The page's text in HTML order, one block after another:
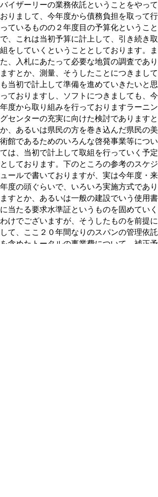
バイザーリーの業務依託ということをやって
おりまして、今年度から債務負担を取って行
っているものの２年度目の予算化ということ
で、これは当初予算に計上して、引き続き取
組をしていくということとしております。ま
た、入札にあたって必要な地質の調査であり
ますとか、測量、そうしたことにつきまして
も当初で計上して準備を進めていきたいと思
っておりますし、ソフトにつきましても、今
年度から取り組みを行っておりますラーニン
グセンターの充実に向けた検討でありますと
か、あるいは県民の方を巻き込んだ県民の美
術館であるためのいろんな啓発事業等につい
ては、当初で計上して取組を行っていく予定
としております。下のところの参考のスケジ
ュールで書いておりますが、実は今年度・来
年度の頭ぐらいで、いろいろ実施方式であり
ますとか、あるいは一般の建設でいう使用書
に当たる要求水準証というものを固めていく
わけでございますが、そうしたものを前提に
して、ここ２０年間なりのスパンの管理依託
を含めたトータルの事業費について、補正予